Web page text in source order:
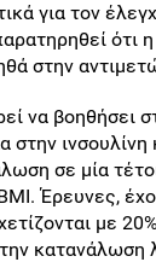
για τον
ότι
στην
να βοηθήσει
στην
σε μία
Έρευνες,
με
κατανάλωση